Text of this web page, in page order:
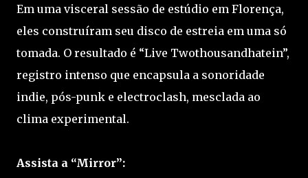
Em uma visceral sessão de estúdio em Florença,
eles construíram seu disco de estreia em uma só
tomada. O resultado é “Live Twothousandhatein”,
registro intenso que encapsula a sonoridade
indie, pós-punk e electroclash, mesclada ao
clima experimental.
Assista a “Mirror”: